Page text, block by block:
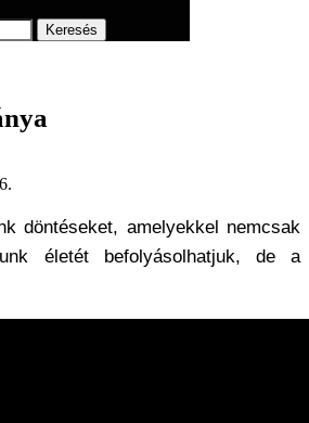
Keresés
döntéseket, amelyekkel nemcsak
életét befolyásolhatjuk, de a